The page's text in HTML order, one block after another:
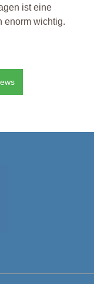
ist eine
enorm wichtig.